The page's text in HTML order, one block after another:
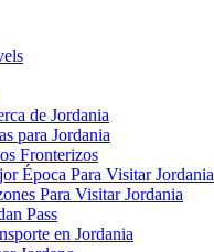
de Jordania
para Jordania
Fronterizos
Época Para Visitar Jordania
Para Visitar Jordania
Pass
en Jordania